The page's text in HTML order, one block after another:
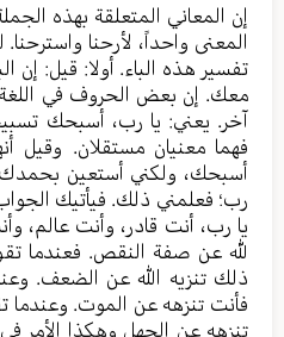
إن المعاني المتعلقة بهذه
المعنى واحداً، لأرحنا
تفسير هذه الباء. أولا: قيل: إن
معك. إن بعض الحروف في
آخر. يعني: يا رب، أسبحك
فهما معنيان مستقلان. وقيل
أسبحك، ولكني أستعين بحمدك.
رب؛ فعلمني ذلك. فيأتيك
يا رب، أنت قادر، وأنت عالم،
لله عن صفة النقص. فعندما
ذلك تنزيه الله عن الضعف.
فأنت تنزهه عن الموت. وعندما
تنزهه عن الجهل وهكذا الأمر